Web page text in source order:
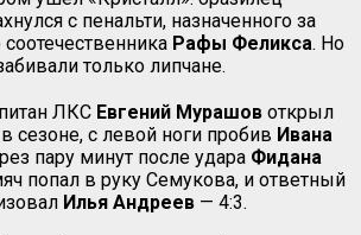
с пенальти, назначенного за
Рафы Феликса. Но
только липчане.
ЛКС Евгений Мурашов открыл
сезоне, с левой ноги пробив Ивана
пару минут после удара Фидана
попал в руку Семукова, и ответный
Илья Андреев — 4:3.